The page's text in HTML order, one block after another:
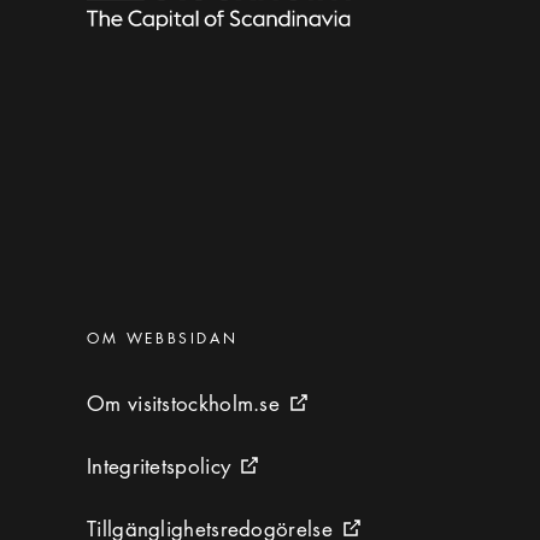
Kategorier:
OM WEBBSIDAN
Om visitstockholm.se
Om visitstockholm.se Extern ikon
Integritetspolicy
Integritetspolicy Extern ikon
Tillgänglighetsredogörelse
Tillgänglighetsredogörelse Extern ikon